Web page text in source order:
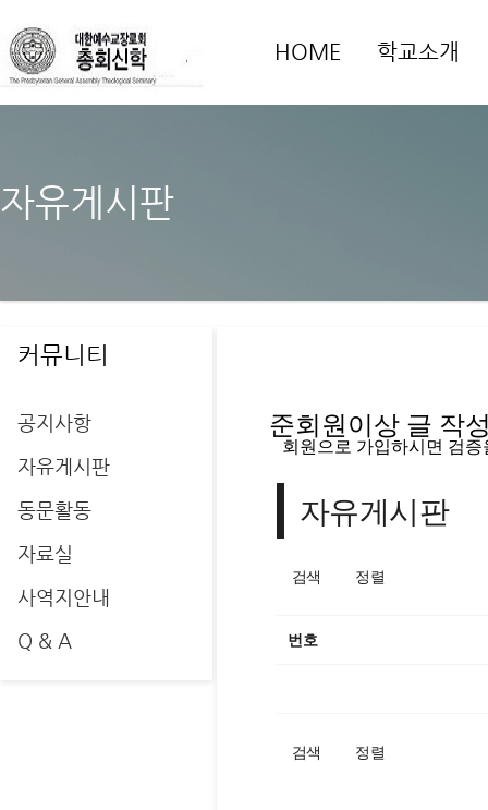
HOME 학교소개
자유게시판
커뮤니티
공지사항
자유게시판
동문활동
자료실
사역지안내
Q & A
준회원이상 글 작
회원으로 가입하시면 검
자유게시판
검색 정렬
번호
검색 정렬